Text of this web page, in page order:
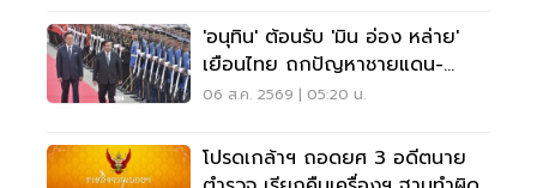
'อนุทิน' ต้อนรับ 'มิน อ่อง หล่าย'
เยือนไทย ถกปัญหาชายแดน-
พลังงาน-การค้า
06 ส.ค. 2569 | 05:20 น.
โปรดเกล้าฯ ถอดยศ 3 อดีตนาย